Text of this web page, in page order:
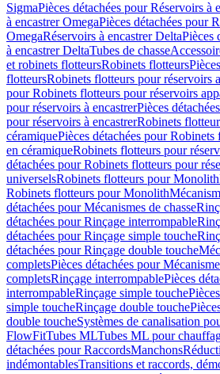
SigmaPièces détachées pour Réservoirs à
à encastrer OmegaPièces détachées pour
OmegaRéservoirs à encastrer DeltaPièces
à encastrer DeltaTubes de chasse
et robinets flotteursRobinets flotteurs
flotteursRobinets flotteurs pour réservoirs
pour Robinets flotteurs pour réservoirs
pour réservoirs à encastrerPièces
pour réservoirs à encastrerRobinets
céramiquePièces détachées pour
en céramiqueRobinets flotteurs pour
détachées pour Robinets flotteurs pour
universelsRobinets flotteurs pour Monolith
Robinets flotteurs pour Monolith
détachées pour Mécanismes de chasse
détachées pour Rinçage interrompable
détachées pour Rinçage simple touche
détachées pour Rinçage double touche
completsPièces détachées pour
completsRinçage interrompablePièces
interrompableRinçage simple touche
simple toucheRinçage double touche
double toucheSystèmes de canalisation
FlowFitTubes MLTubes ML pour
détachées pour RaccordsManchons
indémontablesTransitions et raccords,